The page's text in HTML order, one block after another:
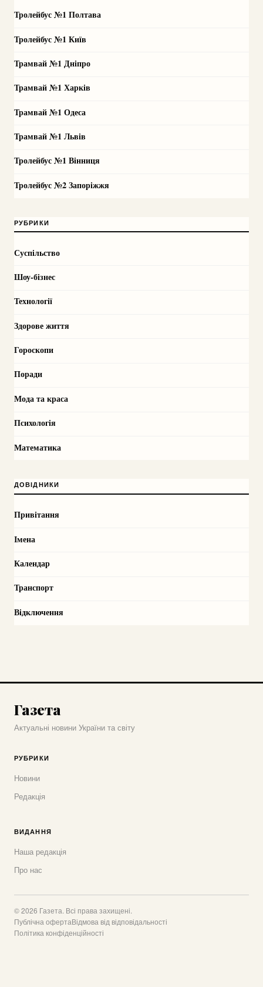
Тролейбус №1 Полтава
Тролейбус №1 Київ
Трамвай №1 Дніпро
Трамвай №1 Харків
Трамвай №1 Одеса
Трамвай №1 Львів
Тролейбус №1 Вінниця
Тролейбус №2 Запоріжжя
РУБРИКИ
Суспільство
Шоу-бізнес
Технології
Здорове життя
Гороскопи
Поради
Мода та краса
Психологія
Математика
ДОВІДНИКИ
Привітання
Імена
Календар
Транспорт
Відключення
Газета
Актуальні новини України та світу
РУБРИКИ
Новини
Редакція
ВИДАННЯ
Наша редакція
Про нас
© 2026 Газета. Всі права захищені.
Публічна офертаВідмова від відповідальності
Політика конфіденційності